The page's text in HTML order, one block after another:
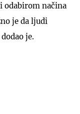
odabirom načina
je da ljudi
je.